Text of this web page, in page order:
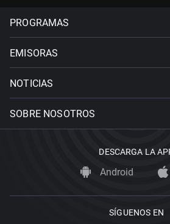
PROGRAMAS
EMISORAS
NOTICIAS
SOBRE NOSOTROS
DESCARGA LA
Android
SÍGUENOS EN